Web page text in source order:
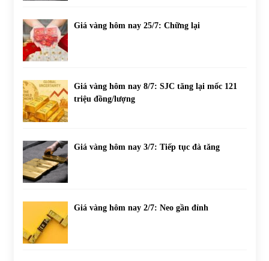
Giá vàng hôm nay 25/7: Chững lại
Giá vàng hôm nay 8/7: SJC tăng lại mốc 121
triệu đồng/lượng
Giá vàng hôm nay 3/7: Tiếp tục đà tăng
Giá vàng hôm nay 2/7: Neo gần đỉnh